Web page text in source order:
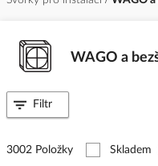
WAGO a
3002 Položky Skladem
Filtr